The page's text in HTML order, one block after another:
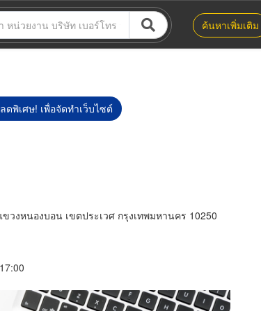
ค้นหาเพิ่มเติม
พิเศษ! เพื่อจัดทำเว็บไซต์
วงหนองบอน เขตประเวศ กรุงเทพมหานคร 10250